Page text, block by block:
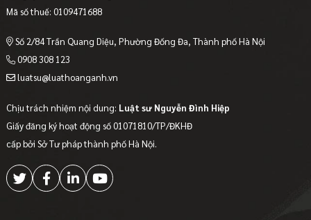
Mã số thuế: 0109471688
Số 2/84 Trần Quang Diệu, Phường Đống Đa, Thành phố Hà Nội
0908 308 123
luatsu@luathoanganh.vn
Chịu trách nhiệm nội dung: Luật sư Nguyễn Đình Hiệp
Giấy đăng ký hoạt động số 01071810/TP/ĐKHĐ
cấp bởi Sở Tư pháp thành phố Hà Nội.